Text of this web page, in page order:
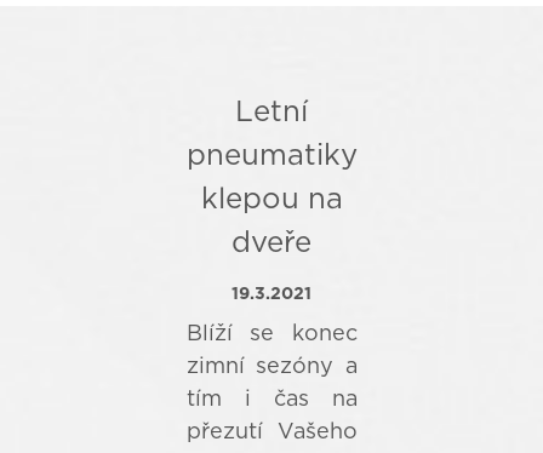
Letní
pneumatiky
klepou na
dveře
19.3.2021
Blíží se konec
zimní sezóny a
tím i čas na
přezutí Vašeho